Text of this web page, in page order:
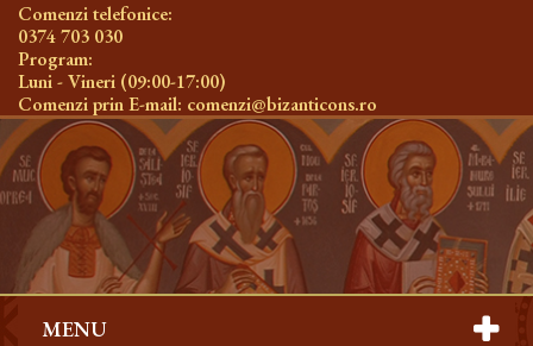
Comenzi telefonice:
0374 703 030
Program:
Luni - Vineri (09:00-17:00)
Comenzi prin E-mail: comenzi@bizanticons.ro
MENU